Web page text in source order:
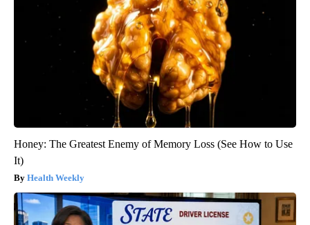
Honey: The Greatest Enemy of Memory Loss (See How to Use
It)
Health Weekly